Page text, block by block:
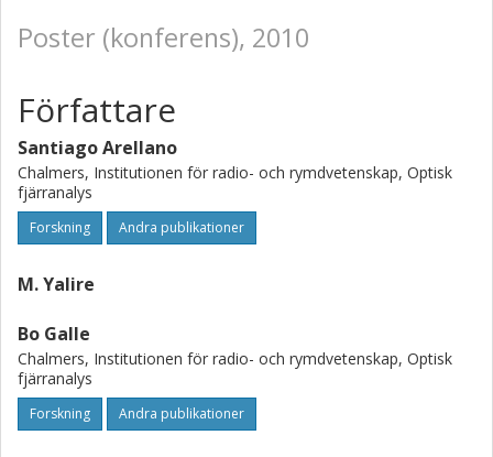
Poster (konferens), 2010
Författare
Santiago Arellano
Chalmers, Institutionen för radio- och rymdvetenskap, Optisk
fjärranalys
Forskning Andra publikationer
M. Yalire
Bo Galle
Chalmers, Institutionen för radio- och rymdvetenskap, Optisk
fjärranalys
Forskning Andra publikationer